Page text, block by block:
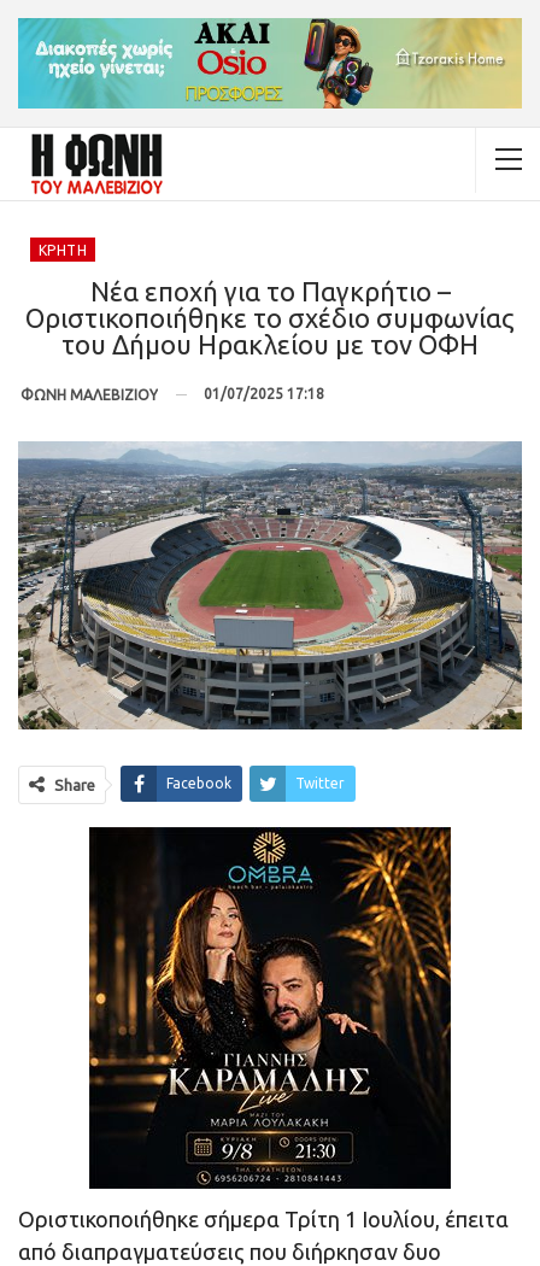
ΚΡΉΤΗ
Νέα εποχή για το Παγκρήτιο –
Οριστικοποιήθηκε το σχέδιο συμφωνίας
του Δήμου Ηρακλείου με τον ΟΦΗ
ΦΩΝΗ ΜΑΛΕΒΙΖΙΟΥ 01/07/2025 17:18
Share Facebook Twitter
Οριστικοποιήθηκε σήμερα Τρίτη 1 Ιουλίου, έπειτα
από διαπραγματεύσεις που διήρκησαν δυο